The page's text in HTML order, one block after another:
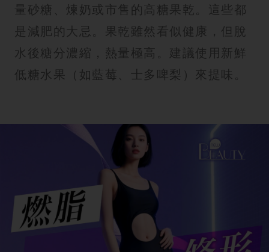
量砂糖、煉奶或市售的高糖果乾。這些都
是減肥的大忌。果乾雖然看似健康，但脫
水後糖分濃縮，熱量極高。建議使用新鮮
低糖水果（如藍莓、士多啤梨）來提味。